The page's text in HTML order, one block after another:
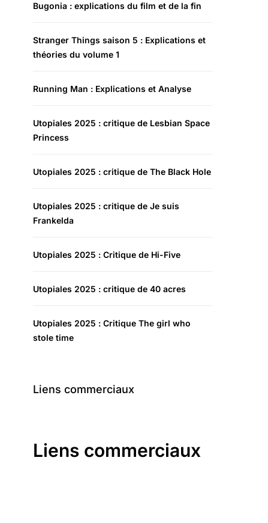
Bugonia : explications du film et de la fin
Stranger Things saison 5 : Explications et
théories du volume 1
Running Man : Explications et Analyse
Utopiales 2025 : critique de Lesbian Space
Princess
Utopiales 2025 : critique de The Black Hole
Utopiales 2025 : critique de Je suis
Frankelda
Utopiales 2025 : Critique de Hi-Five
Utopiales 2025 : critique de 40 acres
Utopiales 2025 : Critique The girl who
stole time
Liens commerciaux
Liens commerciaux